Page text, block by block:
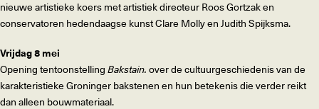
nieuwe artistieke koers met artistiek directeur Roos Gortzak en
conservatoren hedendaagse kunst Clare Molly en Judith Spijksma.
Vrijdag 8 mei
Opening tentoonstelling Bakstain. over de cultuurgeschiedenis van de
karakteristieke Groninger bakstenen en hun betekenis die verder reikt
dan alleen bouwmateriaal.